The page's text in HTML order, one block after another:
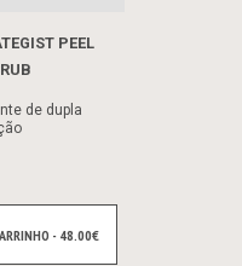
PEEL
de dupla
- 48.00€